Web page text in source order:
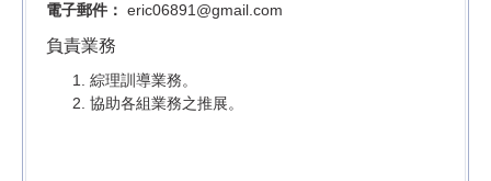
電子郵件： eric06891@gmail.com
負責業務
綜理訓導業務。
協助各組業務之推展。